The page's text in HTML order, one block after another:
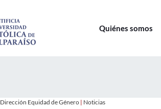
Quiénes somos
Dirección Equidad de Género| Noticias